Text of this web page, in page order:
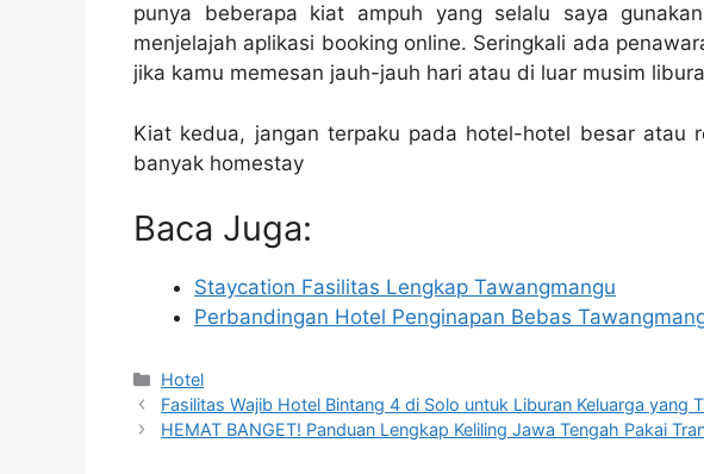
punya beberapa kiat ampuh yang selalu saya
menjelajah aplikasi booking online. Seringkali ada
jika kamu memesan jauh-jauh hari atau di luar musim
Kiat kedua, jangan terpaku pada hotel-hotel besar atau
banyak homestay
Baca Juga:
Staycation Fasilitas Lengkap Tawangmangu
Perbandingan Hotel Penginapan Bebas
Kategori
Hotel
Fasilitas Wajib Hotel Bintang 4 di Solo untuk Liburan Keluarga yang
HEMAT BANGET! Panduan Lengkap Keliling Jawa Tengah Pakai